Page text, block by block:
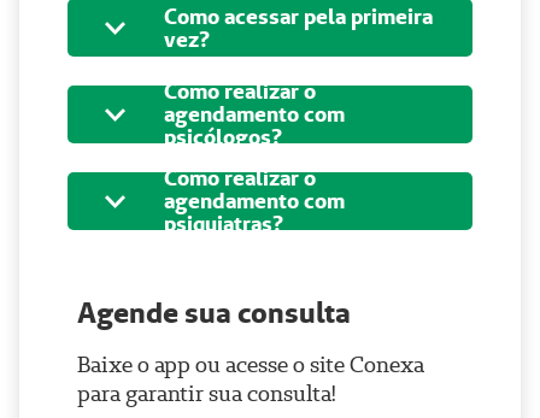
Como acessar pela primeira
vez?
Como realizar o
agendamento com
psicólogos?
Como realizar o
agendamento com
psiquiatras?
Agende sua consulta
Baixe o app ou acesse o site Conexa
para garantir sua consulta!